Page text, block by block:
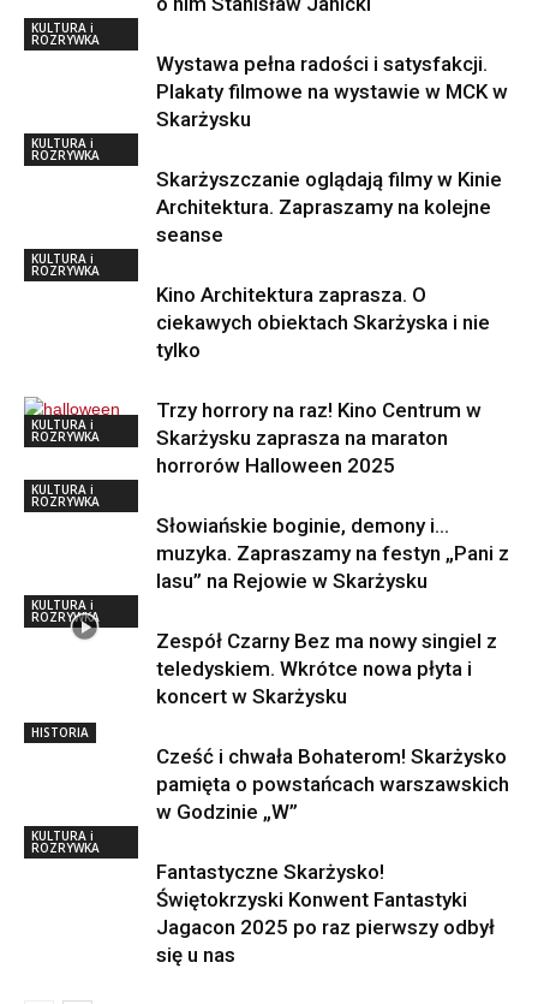
KULTURA i
ROZRYWKA
Wystawa pełna radości i satysfakcji.
Plakaty filmowe na wystawie w MCK w
Skarżysku
KULTURA i
ROZRYWKA
Skarżyszczanie oglądają filmy w Kinie
Architektura. Zapraszamy na kolejne
seanse
KULTURA i
ROZRYWKA
Kino Architektura zaprasza. O
ciekawych obiektach Skarżyska i nie
tylko
KULTURA i
ROZRYWKA
Trzy horrory na raz! Kino Centrum w
Skarżysku zaprasza na maraton
horrorów Halloween 2025
KULTURA i
ROZRYWKA
Słowiańskie boginie, demony i…
muzyka. Zapraszamy na festyn „Pani z
lasu” na Rejowie w Skarżysku
KULTURA i
ROZRYWKA
Zespół Czarny Bez ma nowy singiel z
teledyskiem. Wkrótce nowa płyta i
koncert w Skarżysku
HISTORIA
Cześć i chwała Bohaterom! Skarżysko
pamięta o powstańcach warszawskich
w Godzinie „W”
KULTURA i
ROZRYWKA
Fantastyczne Skarżysko!
Świętokrzyski Konwent Fantastyki
Jagacon 2025 po raz pierwszy odbył
się u nas